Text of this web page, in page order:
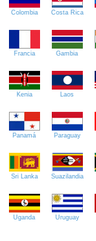
Colombia Costa Rica
Francia Gambia
Kenia Laos
Panamá Paraguay
Sri Lanka Suazilandia
Uganda Uruguay